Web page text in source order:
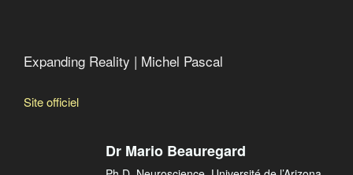
Expanding Reality | Michel Pascal
Site officiel
Dr Mario Beauregard